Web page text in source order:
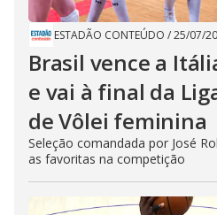
ESTADÃO CONTEÚDO /25/07/
Brasil vence a
e vai à final da
de Vôlei feminina
Seleção comandada por José
as favoritas na competição